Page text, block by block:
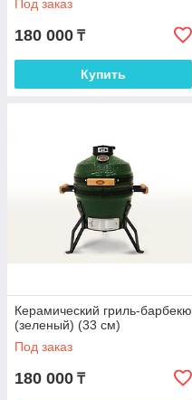
Под заказ
180 000 ₸
Купить
Керамический гриль-барбекю
(зеленый) (33 см)
Под заказ
180 000 ₸